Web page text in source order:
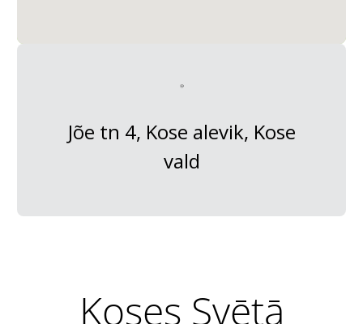
Jõe tn 4, Kose alevik, Kose
vald
Koses Svētā